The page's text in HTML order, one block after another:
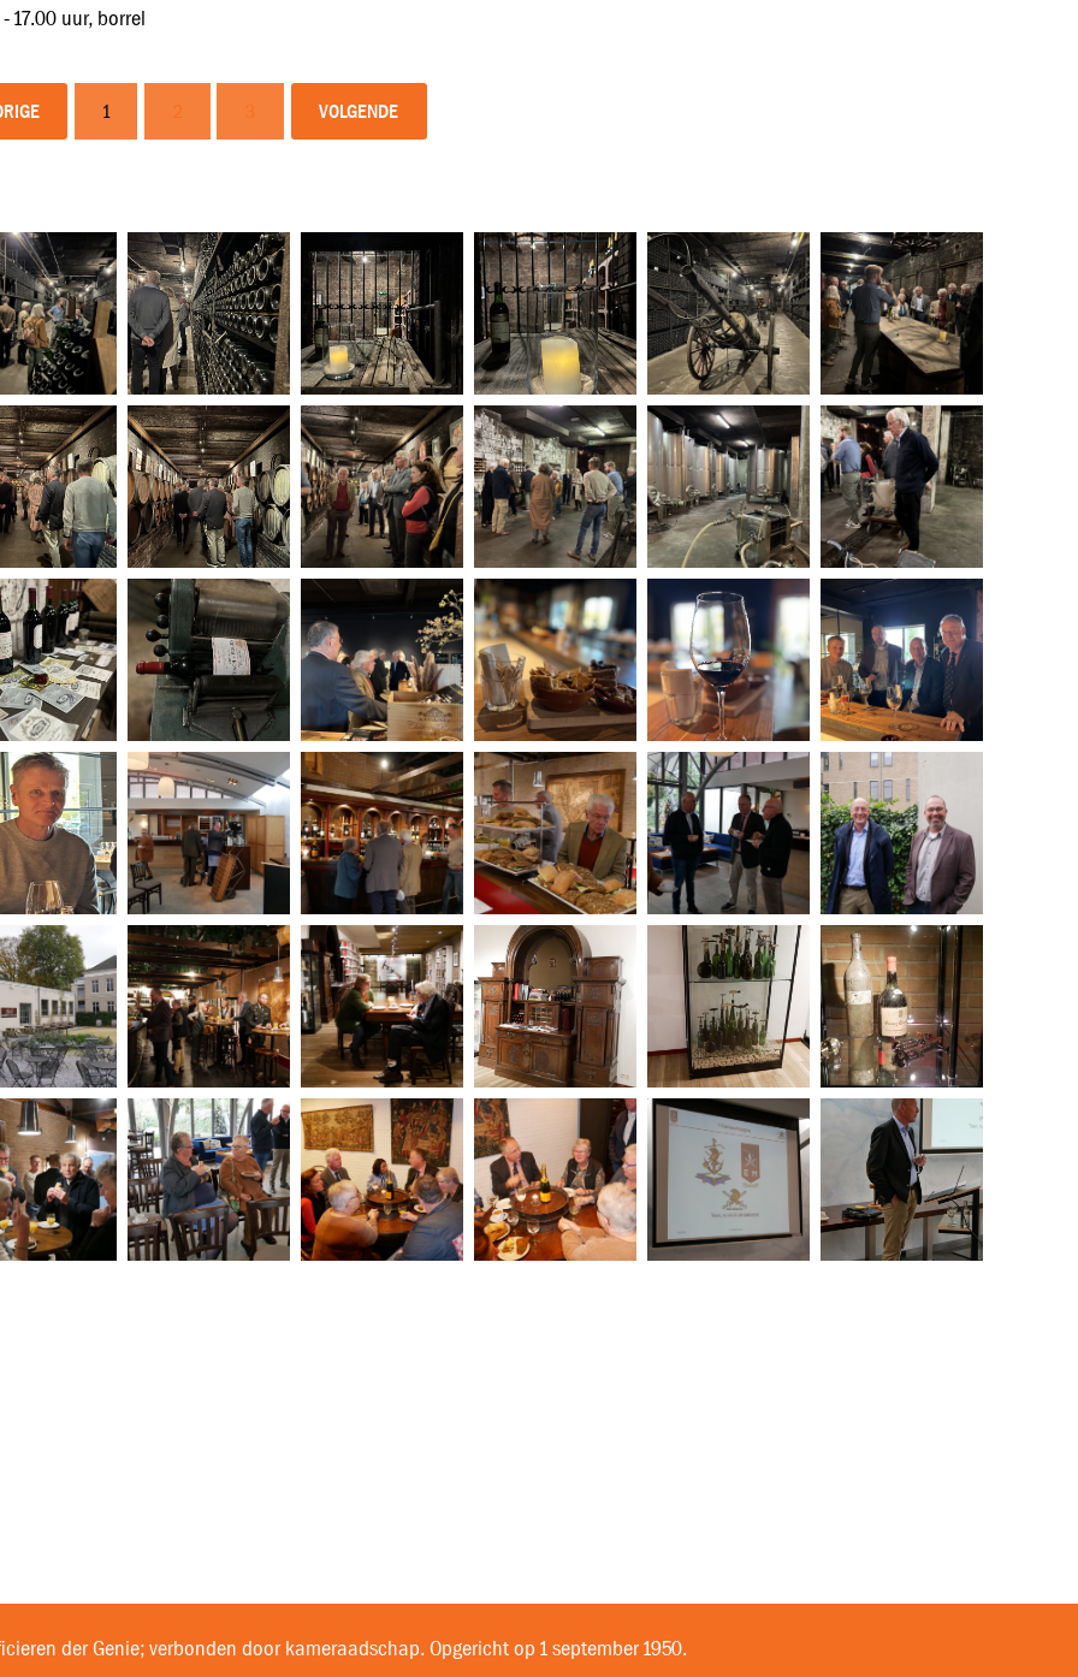
17.00 uur, borrel
1 2 3 VOLGENDE
der Genie; verbonden door kameraadschap. Opgericht op 1 september 1950.